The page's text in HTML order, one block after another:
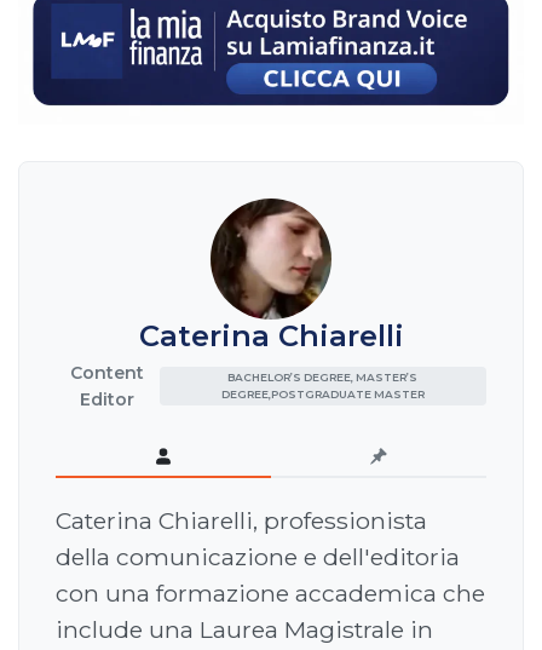
Caterina Chiarelli
Content
Editor
BACHELOR’S DEGREE, MASTER’S
DEGREE,POSTGRADUATE MASTER
Caterina Chiarelli, professionista
della comunicazione e dell'editoria
con una formazione accademica che
include una Laurea Magistrale in